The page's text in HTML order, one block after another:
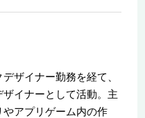
ザイナー勤務を経て、
イナーとして活動。主
アプリゲーム内の作